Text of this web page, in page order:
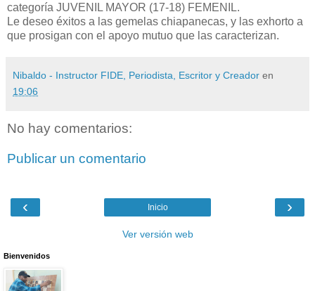
categoría JUVENIL MAYOR (17-18) FEMENIL.
Le deseo éxitos a las gemelas chiapanecas, y las exhorto a
que prosigan con el apoyo mutuo que las caracterizan.
Nibaldo - Instructor FIDE, Periodista, Escritor y Creador en
19:06
No hay comentarios:
Publicar un comentario
‹ ›
Inicio
Ver versión web
Bienvenidos